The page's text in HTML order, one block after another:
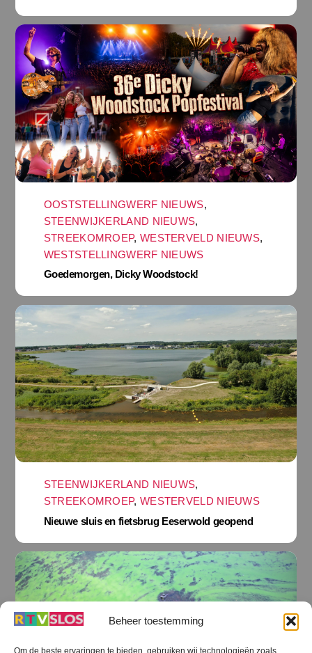
Beheer toestemming
Om de beste ervaringen te bieden, gebruiken wij technologieën zoals
OOSTSTELLINGWERF NIEUWS,
STEENWIJKERLAND NIEUWS,
STREEKOMROEP, WESTERVELD NIEUWS,
WESTSTELLINGWERF NIEUWS
Goedemorgen, Dicky Woodstock!
STEENWIJKERLAND NIEUWS,
STREEKOMROEP, WESTERVELD NIEUWS
Nieuwe sluis en fietsbrug Eeserwold geopend